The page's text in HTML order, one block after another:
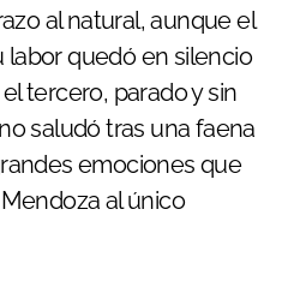
al natural, aunque el
labor quedó en silencio
tercero, parado y sin
saludó tras una faena
emociones que
al único